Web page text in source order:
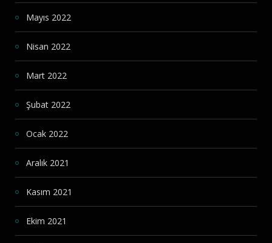
Mayıs 2022
Nisan 2022
Mart 2022
Şubat 2022
Ocak 2022
Aralık 2021
Kasım 2021
Ekim 2021